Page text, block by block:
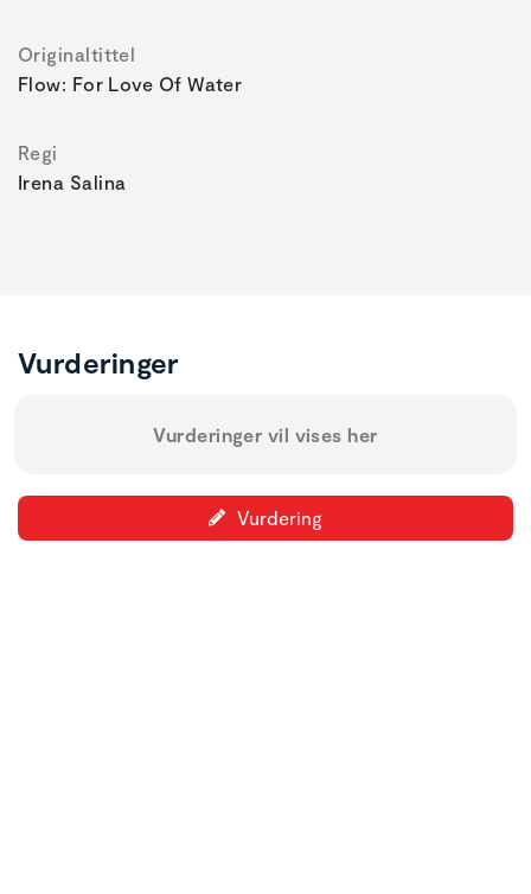
Originaltittel
Flow: For Love Of Water
Regi
Irena Salina
Vurderinger
Vurderinger vil vises her
Vurdering